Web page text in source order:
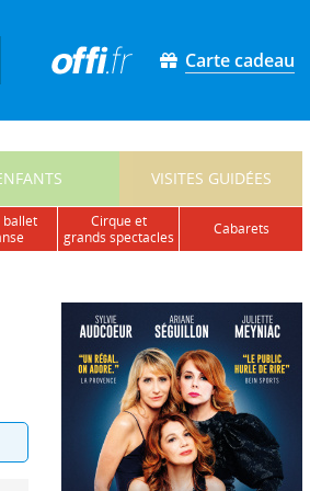
Carte cadeau
VISITES GUIDÉES
ballet
cirque et
grands spectacles
cabarets